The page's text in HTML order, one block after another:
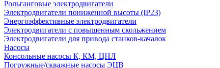
Рольганговые электродвигатели
Электродвигатели пониженной высоты (IP23)
Энергоэффективные электродвигатели
Электродвигатели с повышенным скольжением
Электродвигатели для привода станков-качалок
Насосы
Консольные насосы К, КМ, ЦНЛ
Погружные/скважные насосы ЭЦВ